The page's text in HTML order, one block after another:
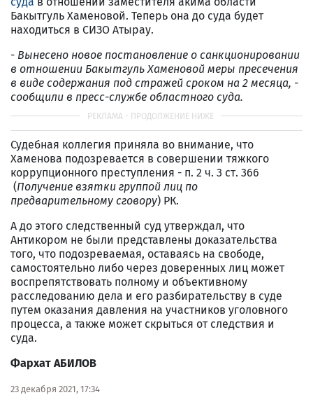
Бакытгуль Хаменовой. Теперь она до суда будет
находиться в СИЗО Атырау.
- Вынесено новое постановление о санкционировании
в отношении Бакытгуль Хаменовой меры пресечения
в виде содержания под стражей сроком на 2 месяца, -
сообщили в пресс-службе областного суда.
Судебная коллегия приняла во внимание, что
Хаменова подозревается в совершении тяжкого
коррупционного преступления - п. 2 ч. 3 ст. 366
(Получение взятки группой лиц по
предварительному сговору) РК.
А до этого следственный суд утверждал, что
Антикором не были представлены доказательства
того, что подозреваемая, оставаясь на свободе,
самостоятельно либо через доверенных лиц может
воспрепятствовать полному и объективному
расследованию дела и его разбирательству в суде
путем оказания давления на участников уголовного
процесса, а также может скрыться от следствия и
суда.
Фархат АБИЛОВ
23 декабря 2021, 17:34